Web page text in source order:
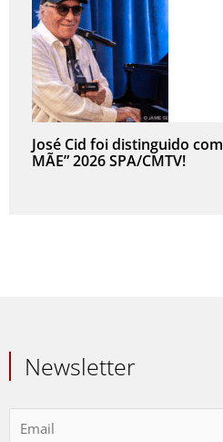
José Cid foi distinguido
MÃE” 2026 SPA/CMTV!
Newsletter